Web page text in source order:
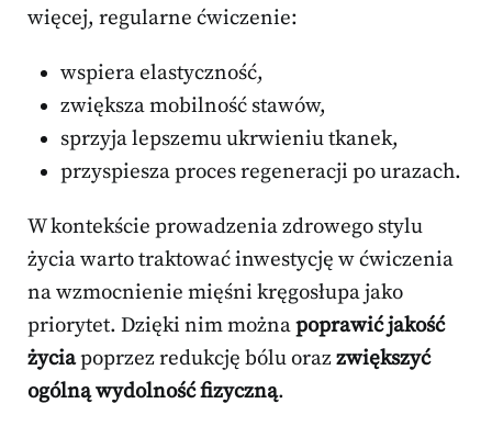
więcej, regularne ćwiczenie:
wspiera elastyczność,
zwiększa mobilność stawów,
sprzyja lepszemu ukrwieniu tkanek,
przyspiesza proces regeneracji po urazach.
W kontekście prowadzenia zdrowego stylu
życia warto traktować inwestycję w ćwiczenia
na wzmocnienie mięśni kręgosłupa jako
priorytet. Dzięki nim możnapoprawić jakość
życiapoprzez redukcję bólu orazzwiększyć
ogólną wydolność fizyczną.